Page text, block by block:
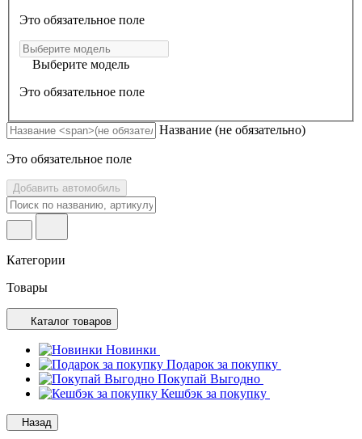
Это обязательное поле
Выберите модель
Это обязательное поле
Название (не обязательно)
Это обязательное поле
Добавить автомобиль
Категории
Товары
Каталог товаров
Новинки
Подарок за покупку
Покупай Выгодно
Кешбэк за покупку
Назад